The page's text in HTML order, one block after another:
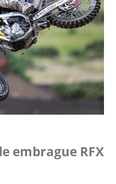
embrague RFX